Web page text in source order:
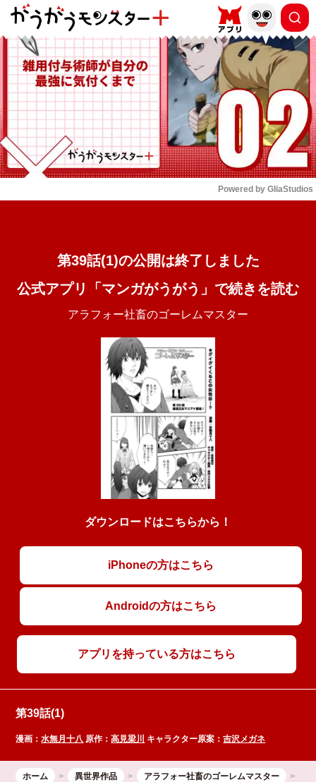
もっと読む
Powered by GliaStudios
第39話(1)の公開は終了しました
公式アプリ「マンガがうがう」で続きを読む
アラフォー社畜のゴーレムマスター
ダウンロードはこちらから！
iPhoneの方はこちら
Androidの方はこちら
アプリを持っている方はこちら
第39話(1)
漫画：水無月十八 原作：高見梁川 キャラクター原案：吉沢メガネ
ホーム 異世界作品
アラフォー社畜のゴーレムマスター